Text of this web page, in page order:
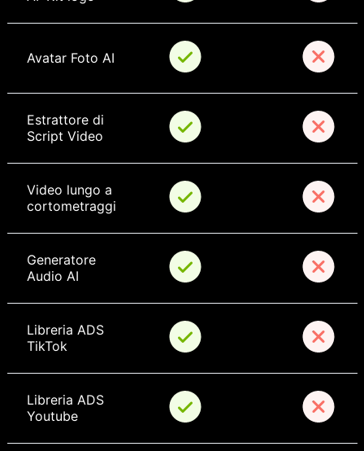
Avatar Foto AI
Estrattore di
Script Video
Video lungo a
cortometraggi
Generatore
Audio AI
Libreria ADS
TikTok
Libreria ADS
Youtube